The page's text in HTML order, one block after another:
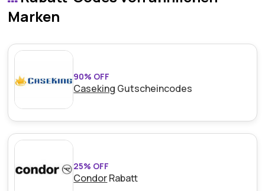
Marken
90% OFF
Caseking Gutscheincodes
25% OFF
CondorRabatt